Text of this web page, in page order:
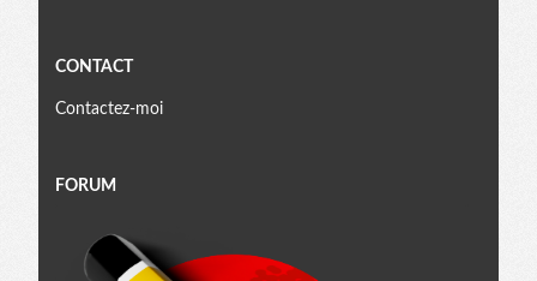
CONTACT
Contactez-moi
FORUM